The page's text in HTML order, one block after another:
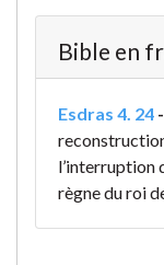
Bible en
Esdras 4. 24 -
l’interruption
règne du roi